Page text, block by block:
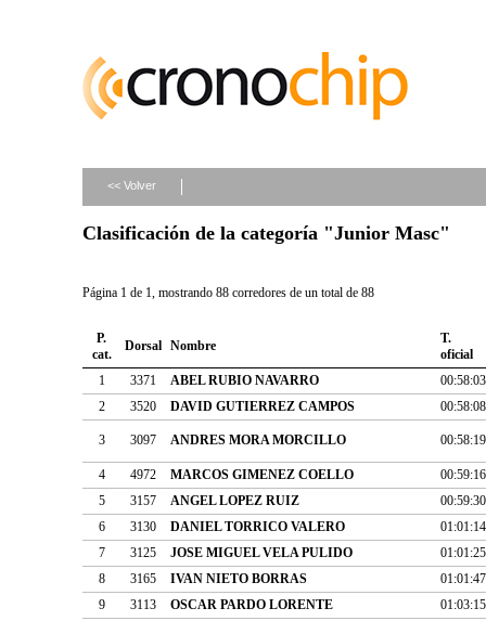
<< Volver
Clasificación de la categoría "Junior Masc"
Página 1 de 1, mostrando 88 corredores de un total de 88
P.
cat.
Dorsal Nombre
T.
oficial
1
3371 ABEL RUBIO NAVARRO
00:58:03
2
3520 DAVID GUTIERREZ CAMPOS 00:58:08
3 3097 ANDRES MORA MORCILLO 00:58:19
4 4972 MARCOS GIMENEZ COELLO
00:59:16
5
3157 ANGEL LOPEZ RUIZ
00:59:30
6
3130 DANIEL TORRICO VALERO
01:01:14
7
3125 JOSE MIGUEL VELA PULIDO
01:01:25
8
3165 IVAN NIETO BORRAS
01:01:47
9
3113 OSCAR PARDO LORENTE
01:03:15